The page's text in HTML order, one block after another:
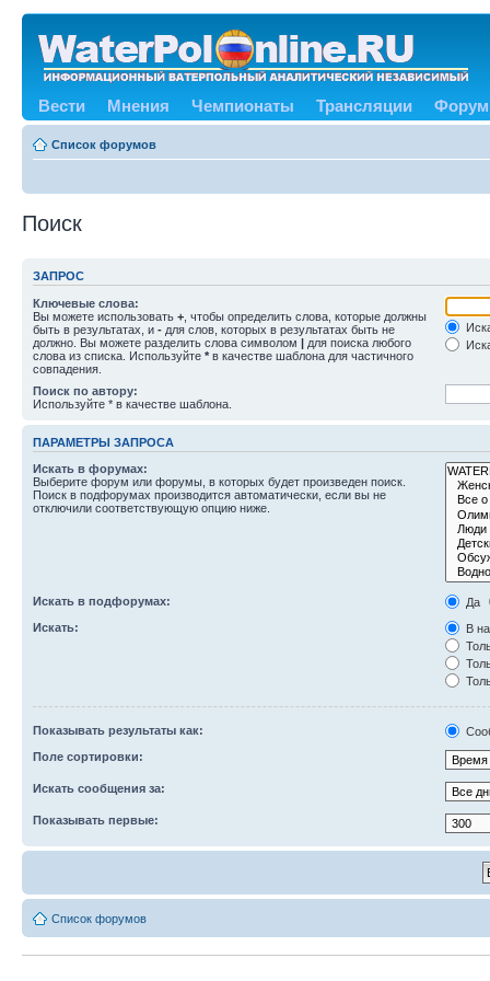
Вести Мнения Чемпионаты Трансляции Форум
Список форумов
Поиск
ЗАПРОС
Ключевые слова:
Вы можете использовать + , чтобы определить слова, которые должны
быть в результатах, и - для слов, которых в результатах быть не
должно. Вы можете разделить слова символом | для поиска любого
слова из списка. Используйте * в качестве шаблона для частичного
совпадения.
Поиск по автору:
Используйте * в качестве шаблона.
ПАРАМЕТРЫ ЗАПРОСА
Искать в форумах:
Выберите форум или форумы, в которых будет произведен поиск.
Поиск в подфорумах производится автоматически, если вы не
отключили соответствующую опцию ниже.
Искать в подфорумах:
Да
Искать:
В
Показывать результаты как:
Поле сортировки:
Искать сообщения за:
Показывать первые:
Список форумов